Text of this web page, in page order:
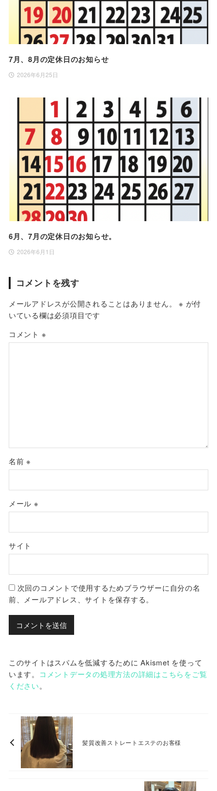
7月、8月の定休日のお知らせ
2026年6月25日
6月、7月の定休日のお知らせ。
2026年6月1日
コメントを残す
メールアドレスが公開されることはありません。 ※ が付
いている欄は必須項目です
コメント ※
名前※
メール ※
サイト
次回のコメントで使用するためブラウザーに自分の名
前、メールアドレス、サイトを保存する。
このサイトはスパムを低減するために Akismet を使って
います。 コメントデータの処理方法の詳細はこちらをご覧
ください。
髪質改善ストレートエステのお客様